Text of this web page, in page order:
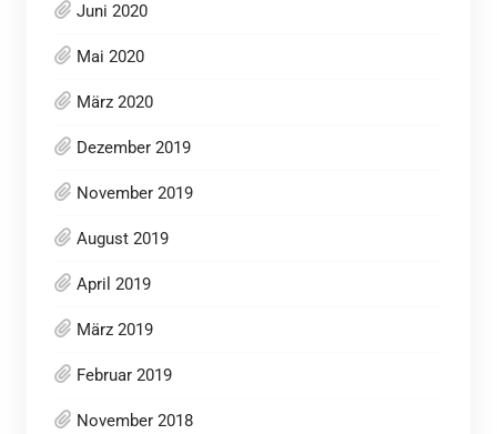
Juni 2020
Mai 2020
März 2020
Dezember 2019
November 2019
August 2019
April 2019
März 2019
Februar 2019
November 2018